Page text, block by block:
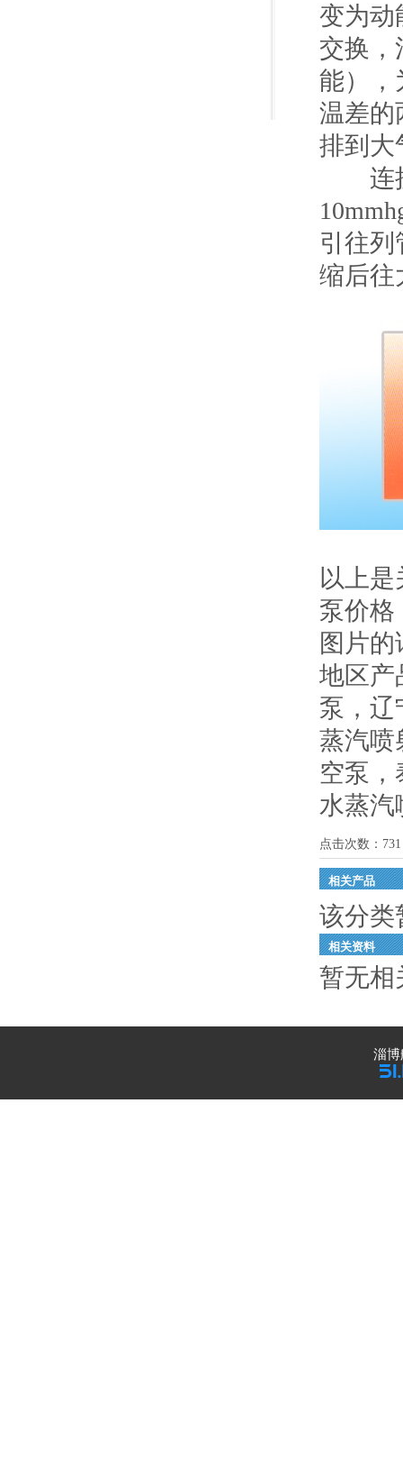
变为动
交换，
能），
温差的
排到大
连接
引往
缩后往
以上
泵价格
图片
地区
泵 ， 辽
蒸汽喷
空泵 ，
水蒸汽
点击次数： 731
相关产品
该分类
相关资料
暂无相
淄博